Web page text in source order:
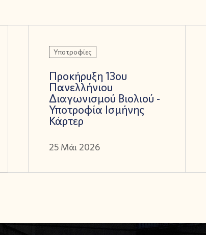
Υποτροφίες
Προκήρυξη 13ου
Πανελλήνιου
Διαγωνισμού Βιολιού -
Υποτροφία Ισμήνης
Κάρτερ
25 Μάι 2026